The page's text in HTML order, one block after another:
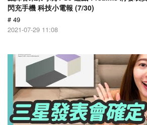
閃充手機 科技小電報 (7/30)
# 49
2021-07-29 11:08